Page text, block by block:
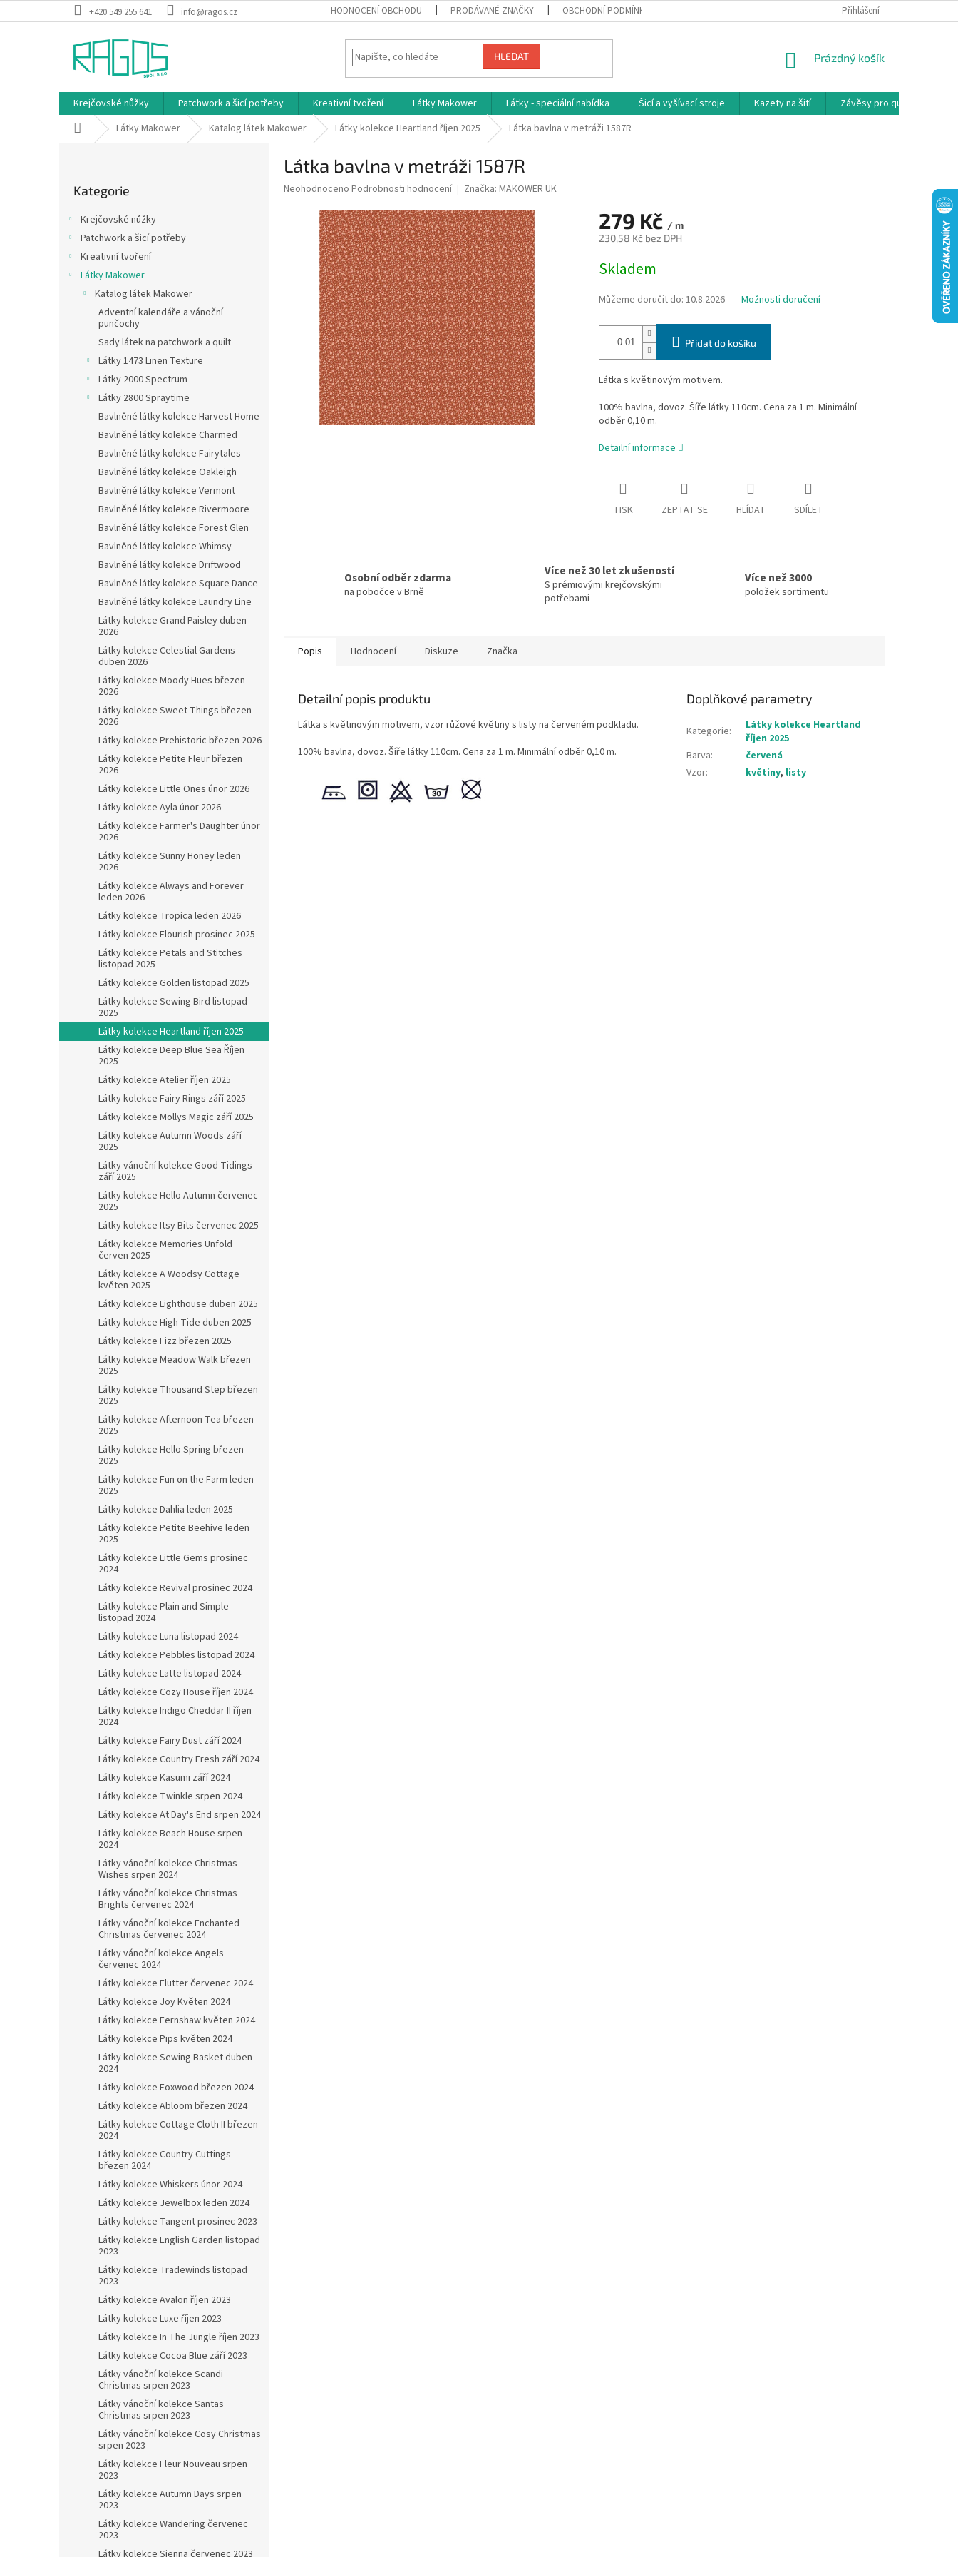
na
+420 549 255 641 info@ragos.cz HODNOCENÍ OBCHODU PRODÁVANÉ ZNAČKY OBCHODNÍ PODMÍNKY REKLAMAČNÍ PODMÍNKY
Přihlášení
HLEDAT
NÁKUPNÍ
Prázdný košík
Krejčovské nůžky Patchwork a šicí potřeby Kreativní tvoření Látky Makower Látky - speciální nabídka Šicí a vyšívací stroje Kazety na šití Závěsy pro quilty
Domů Látky Makower Katalog látek Makower Látky kolekce Heartland říjen 2025 Látka bavlna v metráži 1587R
kategorie
Kategorie
Krejčovské nůžky
Patchwork a šicí potřeby
Kreativní tvoření
Látky Makower
Katalog látek Makower
Adventní kalendáře a vánoční
punčochy
Sady látek na patchwork a quilt
Látky 1473 Linen Texture
Látky 2000 Spectrum
Látky 2800 Spraytime
Bavlněné látky kolekce Harvest Home
Bavlněné látky kolekce Charmed
Bavlněné látky kolekce Fairytales
Bavlněné látky kolekce Oakleigh
Bavlněné látky kolekce Vermont
Bavlněné látky kolekce Rivermoore
Bavlněné látky kolekce Forest Glen
Bavlněné látky kolekce Whimsy
Bavlněné látky kolekce Driftwood
Bavlněné látky kolekce Square Dance
Bavlněné látky kolekce Laundry Line
Látky kolekce Grand Paisley duben
2026
Látky kolekce Celestial Gardens
duben 2026
Látky kolekce Moody Hues březen
2026
Látky kolekce Sweet Things březen
2026
Látky kolekce Prehistoric březen 2026
Látky kolekce Petite Fleur březen
2026
Látky kolekce Little Ones únor 2026
Látky kolekce Ayla únor 2026
Látky kolekce Farmer's Daughter únor
2026
Látky kolekce Sunny Honey leden
2026
Látky kolekce Always and Forever
leden 2026
Látky kolekce Tropica leden 2026
Látky kolekce Flourish prosinec 2025
Látky kolekce Petals and Stitches
listopad 2025
Látky kolekce Golden listopad 2025
Látky kolekce Sewing Bird listopad
2025
Látky kolekce Heartland říjen 2025
Látky kolekce Deep Blue Sea Říjen
2025
Látky kolekce Atelier říjen 2025
Látky kolekce Fairy Rings září 2025
Látky kolekce Mollys Magic září 2025
Látky kolekce Autumn Woods září
2025
Látky vánoční kolekce Good Tidings
září 2025
Látky kolekce Hello Autumn červenec
2025
Látky kolekce Itsy Bits červenec 2025
Látky kolekce Memories Unfold
červen 2025
Látky kolekce A Woodsy Cottage
květen 2025
Látky kolekce Lighthouse duben 2025
Látky kolekce High Tide duben 2025
Látky kolekce Fizz březen 2025
Látky kolekce Meadow Walk březen
2025
Látky kolekce Thousand Step březen
2025
Látky kolekce Afternoon Tea březen
2025
Látky kolekce Hello Spring březen
2025
Látky kolekce Fun on the Farm leden
2025
Látky kolekce Dahlia leden 2025
Látky kolekce Petite Beehive leden
2025
Látky kolekce Little Gems prosinec
2024
Látky kolekce Revival prosinec 2024
Látky kolekce Plain and Simple
listopad 2024
Látky kolekce Luna listopad 2024
Látky kolekce Pebbles listopad 2024
Látky kolekce Latte listopad 2024
Látky kolekce Cozy House říjen 2024
Látky kolekce Indigo Cheddar II říjen
2024
Látky kolekce Fairy Dust září 2024
Látky kolekce Country Fresh září 2024
Látky kolekce Kasumi září 2024
Látky kolekce Twinkle srpen 2024
Látky kolekce At Day's End srpen 2024
Látky kolekce Beach House srpen
2024
Látky vánoční kolekce Christmas
Wishes srpen 2024
Látky vánoční kolekce Christmas
Brights červenec 2024
Látky vánoční kolekce Enchanted
Christmas červenec 2024
Látky vánoční kolekce Angels
červenec 2024
Látky kolekce Flutter červenec 2024
Látky kolekce Joy Květen 2024
Látky kolekce Fernshaw květen 2024
Látky kolekce Pips květen 2024
Látky kolekce Sewing Basket duben
2024
Látky kolekce Foxwood březen 2024
Látky kolekce Abloom březen 2024
Látky kolekce Cottage Cloth II březen
2024
Látky kolekce Country Cuttings
březen 2024
Látky kolekce Whiskers únor 2024
Látky kolekce Jewelbox leden 2024
Látky kolekce Tangent prosinec 2023
Látky kolekce English Garden listopad
2023
Látky kolekce Tradewinds listopad
2023
Látky kolekce Avalon říjen 2023
Látky kolekce Luxe říjen 2023
Látky kolekce In The Jungle říjen 2023
Látky kolekce Cocoa Blue září 2023
Látky vánoční kolekce Scandi
Christmas srpen 2023
Látky vánoční kolekce Santas
Christmas srpen 2023
Látky vánoční kolekce Cosy Christmas
srpen 2023
Látky kolekce Fleur Nouveau srpen
2023
Látky kolekce Autumn Days srpen
2023
Látky kolekce Wandering červenec
2023
Látky kolekce Sienna červenec 2023
Látka bavlna v metráži 1587R
Průměrné
produktu
hvězdiček.
Neohodnoceno Podrobnosti hodnocení Značka: MAKOWER UK
279 Kč / m
230,58 Kč bez DPH
cena:
Skladem
Můžeme doručit do: 10.8.2026 Možnosti doručení
Přidat do košíku
Látka s květinovým motivem.
100% bavlna, dovoz. Šíře látky 110cm. Cena za 1 m. Minimální
odběr 0,10 m.
Detailní informace
TISK ZEPTAT SE HLÍDAT SDÍLET
Osobní odběr zdarma
na pobočce v Brně
Více než 30 let zkušeností
S prémiovými krejčovskými
potřebami
Více než 3000
položek sortimentu
Popis Hodnocení Diskuze Značka
Detailní popis produktu
Látka s květinovým motivem, vzor růžové květiny s listy na červeném podkladu.
100% bavlna, dovoz. Šíře látky 110cm. Cena za 1 m. Minimální odběr 0,10 m.
Doplňkové parametry
Kategorie:
Látky kolekce Heartland
říjen 2025
Barva:
červená
Vzor: květiny, listy